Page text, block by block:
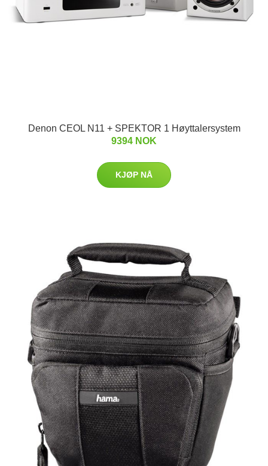
Denon CEOL N11 + SPEKTOR 1 Høyttalersystem
9394 NOK
KJØP NÅ